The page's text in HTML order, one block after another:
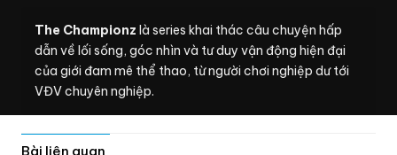
The Championz là series khai thác câu chuyện hấp
dẫn về lối sống, góc nhìn và tư duy vận động hiện đại
của giới đam mê thể thao, từ người chơi nghiệp dư tới
VĐV chuyên nghiệp.
Bài liên quan